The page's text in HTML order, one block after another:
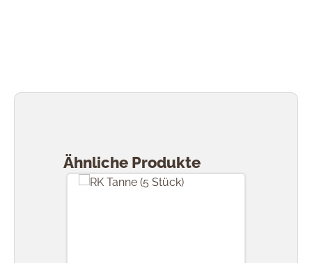
Ähnliche Produkte